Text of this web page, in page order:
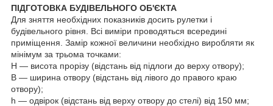
ПІДГОТОВКА БУДІВЕЛЬНОГО ОБ'ЄКТА
Для зняття необхідних показників досить рулетки і
будівельного рівня. Всі виміри проводяться всередині
приміщення. Замір кожної величини необхідно виробляти як
мінімум за трьома точками:
H — висота прорізу (відстань від підлоги до верху отвору);
B — ширина отвору (відстань від лівого до правого краю
отвору);
h — одвірок (відстань від верху отвору до стелі) від 150 мм;